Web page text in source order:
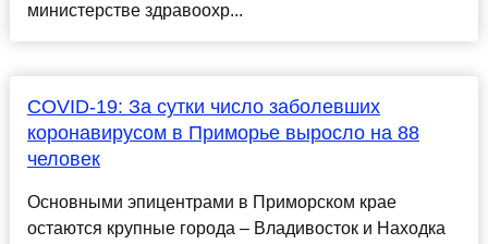
министерстве здравоохр...
COVID-19: За сутки число заболевших
коронавирусом в Приморье выросло на 88
человек
Основными эпицентрами в Приморском крае
остаются крупные города – Владивосток и Находка